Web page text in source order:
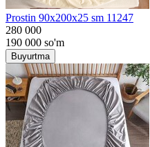
Prostin 90x200x25 sm 11247
280 000
190 000 so'm
Buyurtma